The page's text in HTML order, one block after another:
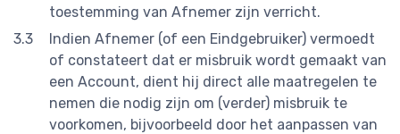
toestemming van Afnemer zijn verricht.
Indien Afnemer (of een Eindgebruiker) vermoedt
of constateert dat er misbruik wordt gemaakt van
een Account, dient hij direct alle maatregelen te
nemen die nodig zijn om (verder) misbruik te
voorkomen, bijvoorbeeld door het aanpassen van